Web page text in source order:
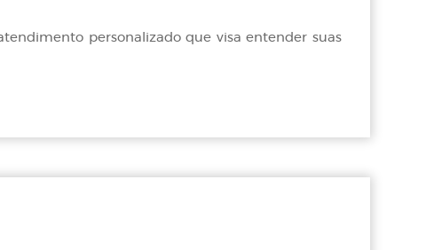
personalizado que visa entender suas